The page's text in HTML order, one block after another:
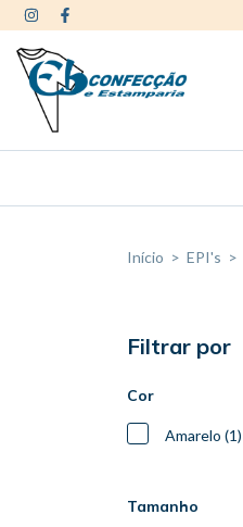
Início > EPI's >
Filtrar por
Cor
Amarelo (1)
Tamanho